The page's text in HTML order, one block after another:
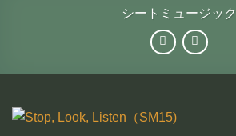
シートミュージック